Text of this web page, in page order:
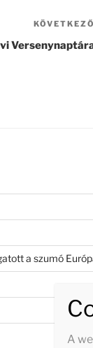
KÖVETKEZŐ
a szumó
A